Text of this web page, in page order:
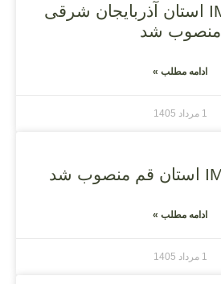
نماینده IMMAF استان آذربایجان شرقی
منصوب شد
ادامه مطلب »
1 مرداد 1405
ادامه مطلب »
1 مرداد 1405